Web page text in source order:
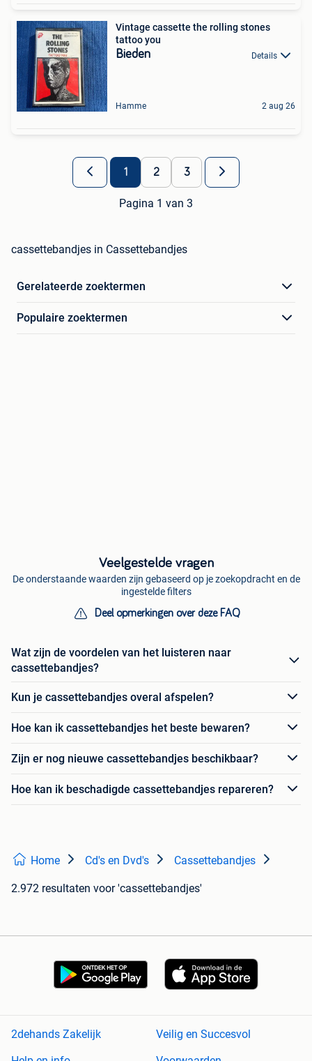
Vintage cassette the rolling stones
tattoo you
Bieden Details
Hamme 2 aug 26
1 2 3
Pagina 1 van 3
cassettebandjes in Cassettebandjes
Gerelateerde zoektermen
Populaire zoektermen
Veelgestelde vragen
De onderstaande waarden zijn gebaseerd op je zoekopdracht en de
ingestelde filters
Deel opmerkingen over deze FAQ
Wat zijn de voordelen van het luisteren naar
cassettebandjes?
Kun je cassettebandjes overal afspelen?
Hoe kan ik cassettebandjes het beste bewaren?
Zijn er nog nieuwe cassettebandjes beschikbaar?
Hoe kan ik beschadigde cassettebandjes repareren?
Home Cd's en Dvd's Cassettebandjes
2.972 resultaten voor 'cassettebandjes'
2dehands Zakelijk
Veilig en Succesvol